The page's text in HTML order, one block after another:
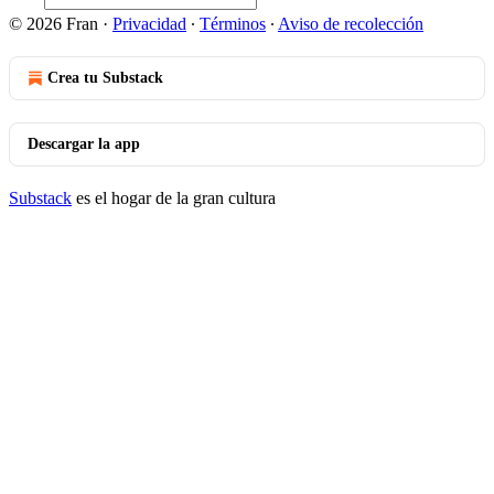
© 2026 Fran · Privacidad ∙ Términos ∙ Aviso de recolección
Crea tu Substack
Descargar la app
Substack es el hogar de la gran cultura